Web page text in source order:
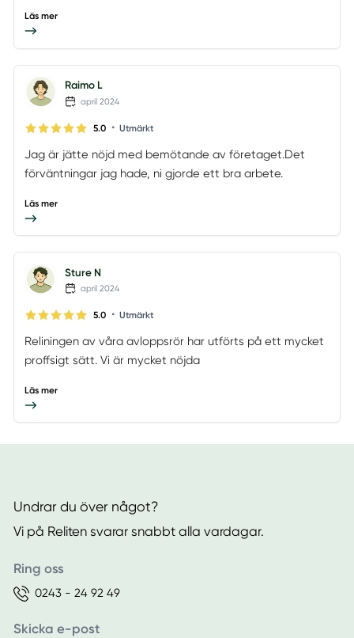
Läs mer
Raimo L
april 2024
5.0 • Utmärkt
Jag är jätte nöjd med bemötande av företaget.Det
förväntningar jag hade, ni gjorde ett bra arbete.
Läs mer
Sture N
april 2024
5.0 • Utmärkt
Reliningen av våra avloppsrör har utförts på ett mycket
proffsigt sätt. Vi är mycket nöjda
Läs mer
Undrar du över något?
Vi på Reliten svarar snabbt alla vardagar.
Ring oss
0243 - 24 92 49
Skicka e-post